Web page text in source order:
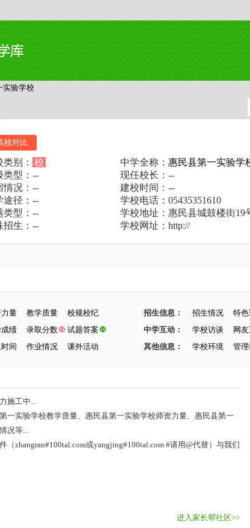
实验学校
校对比
类别： 校 中学全称： 惠民县第一实验学
类型：--
现任校长：--
情况：--
建校时间：--
途径：--
学校电话：05435351610
类型：--
学校地址：惠民县城鼓楼街19
招生：--
学校网址：http://
量 教学质量 校规校纪 招生信息： 招生情况 特
绩 录取分数 试题答案 中学互动： 学校访谈 网
间 作业情况 课外活动 其他信息： 学校环境 管
施工中...
一实验学校教学质量、惠民县第一实验学校师资力量、惠民县第一
况等...
zhangran#100tal.com或yangjing#100tal.com #请用@代替）与我们
进入家长帮社区>>